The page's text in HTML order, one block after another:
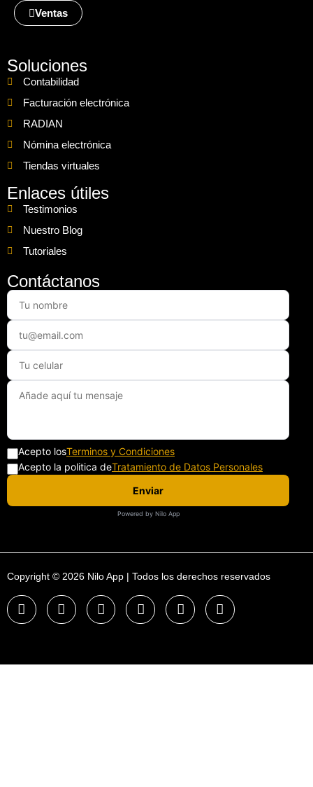
Ventas
Soluciones
Contabilidad
Facturación electrónica
RADIAN
Nómina electrónica
Tiendas virtuales
Enlaces útiles
Testimonios
Nuestro Blog
Tutoriales
Contáctanos
Acepto losTerminos y Condiciones
Acepto la politica deTratamiento de Datos Personales
Enviar
Powered by Nilo App
Copyright © 2026 Nilo App | Todos los derechos reservados